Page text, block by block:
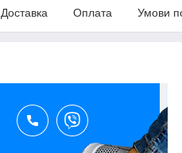
Доставка Оплата Умови